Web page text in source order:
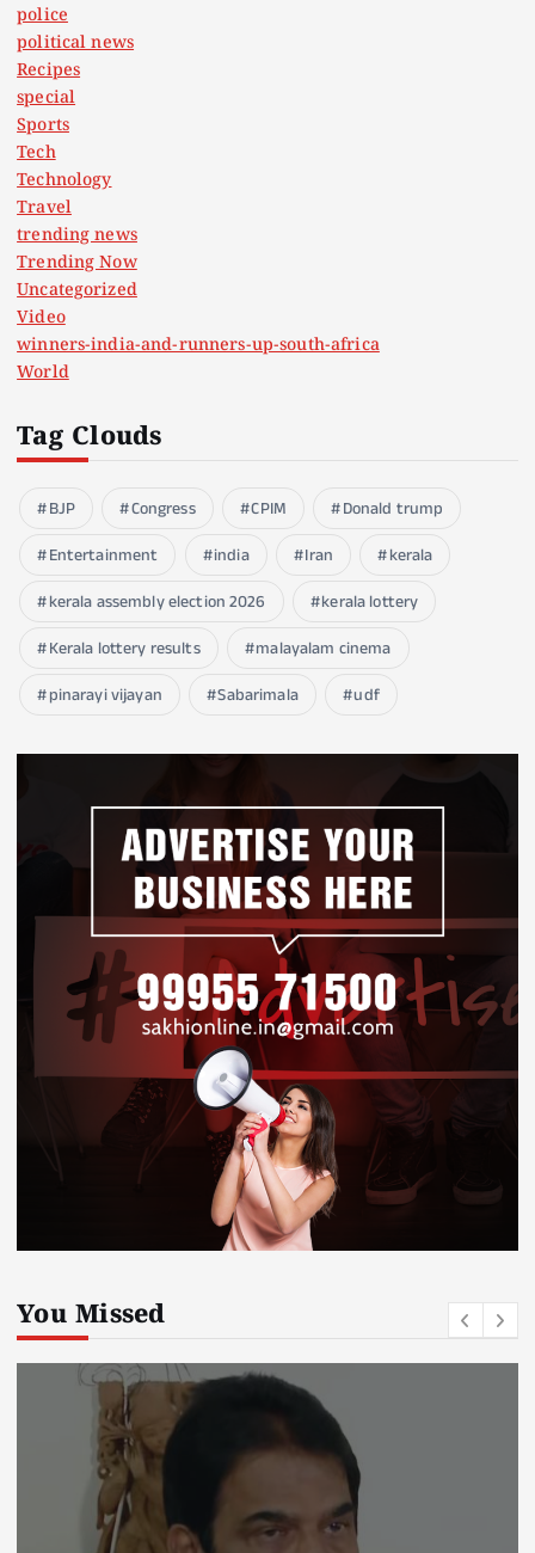
police
political news
Recipes
special
Sports
Tech
Technology
Travel
trending news
Trending Now
Uncategorized
Video
winners-india-and-runners-up-south-africa
World
Tag Clouds
BJP Congress CPIM
Donald trump
Entertainment
india Iran
kerala
kerala assembly election 2026
kerala lottery
Kerala lottery results
malayalam cinema
pinarayi vijayan
Sabarimala udf
You Missed
kerala news